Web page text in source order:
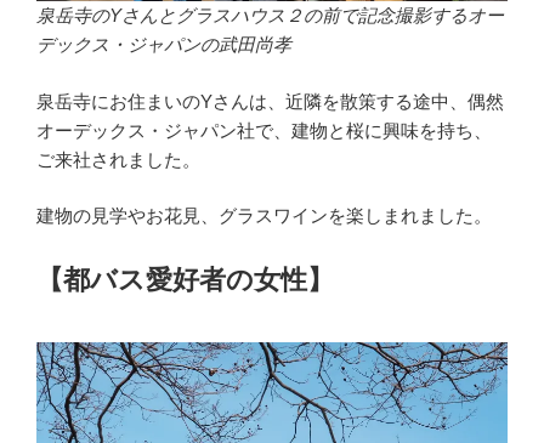
泉岳寺のYさんとグラスハウス２の前で記念撮影するオー
デックス・ジャパンの武田尚孝
泉岳寺にお住まいのYさんは、近隣を散策する途中、偶然
オーデックス・ジャパン社で、建物と桜に興味を持ち、
ご来社されました。
建物の見学やお花見、グラスワインを楽しまれました。
【都バス愛好者の女性】